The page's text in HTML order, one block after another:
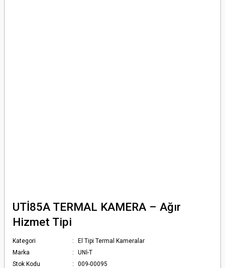
UTİ85A TERMAL KAMERA – Ağır
Hizmet Tipi
Kategori
El Tipi Termal Kameralar
Marka
UNİ-T
Stok Kodu
009-00095